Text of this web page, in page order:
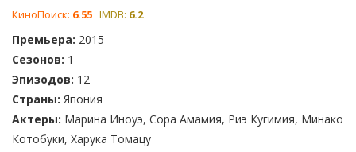
КиноПоиск: 6.55 IMDB: 6.2
Премьера: 2015
Сезонов: 1
Эпизодов: 12
Страны: Япония
Актеры: Марина Иноуэ, Сора Амамия, Риэ Кугимия, Минако
Котобуки, Харука Томацу